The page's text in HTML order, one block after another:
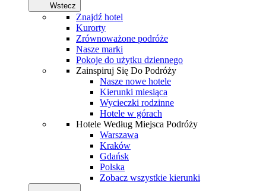
Wstecz
Znajdź hotel
Kurorty
Zrównoważone podróże
Nasze marki
Pokoje do użytku dziennego
Zainspiruj Się Do Podróży
Nasze nowe hotele
Kierunki miesiąca
Wycieczki rodzinne
Hotele w górach
Hotele Według Miejsca Podróży
Warszawa
Kraków
Gdańsk
Polska
Zobacz wszystkie kierunki